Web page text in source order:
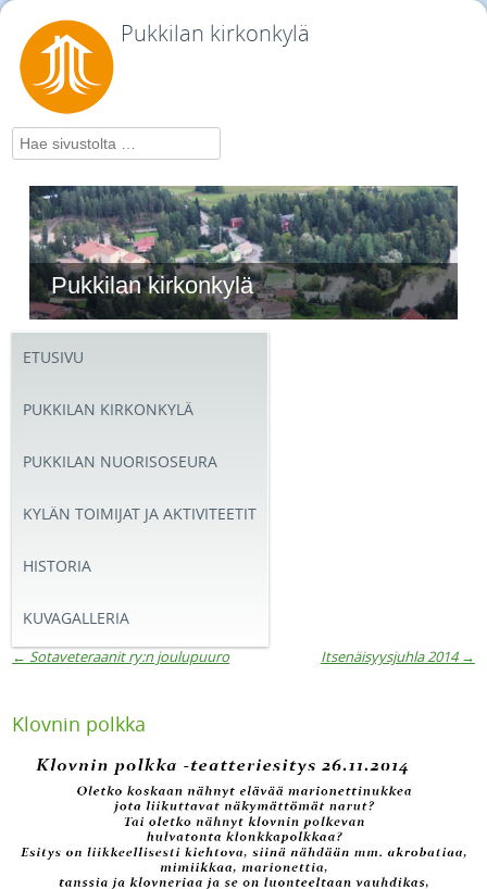
Pukkilan kirkonkylä
Hae
Pukkilan kirkonkylä
ETUSIVU
PUKKILAN KIRKONKYLÄ
PUKKILAN NUORISOSEURA
KYLÄN TOIMIJAT JA AKTIVITEETIT
HISTORIA
KUVAGALLERIA
← Sotaveteraanit ry:n joulupuuro Itsenäisyysjuhla 2014 →
Klovnin polkka